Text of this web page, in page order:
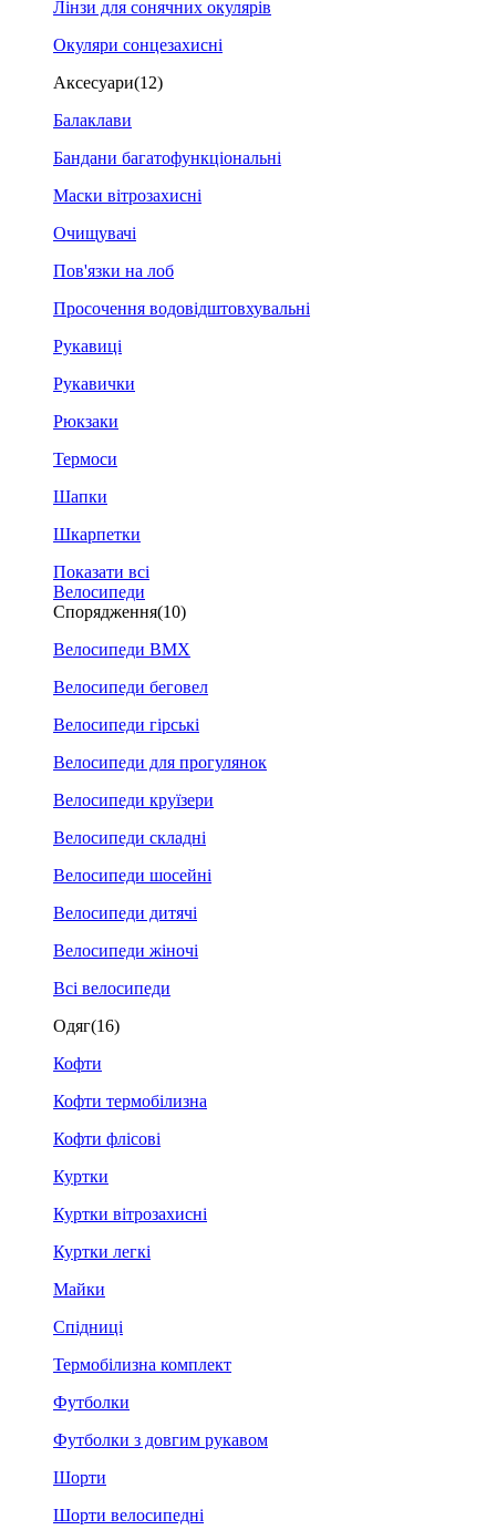
Лінзи для сонячних окулярів
Окуляри сонцезахисні
Аксесуари(12)
Балаклави
Бандани багатофункціональні
Маски вітрозахисні
Очищувачі
Пов'язки на лоб
Просочення водовідштовхувальні
Рукавиці
Рукавички
Рюкзаки
Термоси
Шапки
Шкарпетки
Показати всі
Велосипеди
Спорядження(10)
Велосипеди BMX
Велосипеди беговел
Велосипеди гірські
Велосипеди для прогулянок
Велосипеди круїзери
Велосипеди складні
Велосипеди шосейні
Велосипеди дитячі
Велосипеди жіночі
Всі велосипеди
Одяг(16)
Кофти
Кофти термобілизна
Кофти флісові
Куртки
Куртки вітрозахисні
Куртки легкі
Майки
Спідниці
Термобілизна комплект
Футболки
Футболки з довгим рукавом
Шорти
Шорти велосипедні